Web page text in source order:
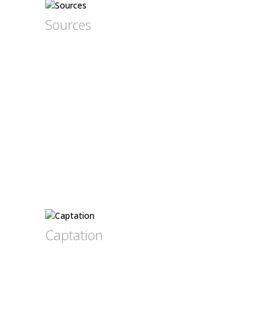
Sources
Captation